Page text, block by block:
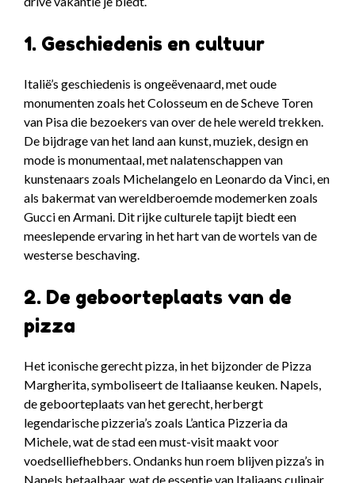
1. Geschiedenis en cultuur
Italië’s geschiedenis is ongeëvenaard, met oude
monumenten zoals het Colosseum en de Scheve Toren
van Pisa die bezoekers van over de hele wereld trekken.
De bijdrage van het land aan kunst, muziek, design en
mode is monumentaal, met nalatenschappen van
kunstenaars zoals Michelangelo en Leonardo da Vinci, en
als bakermat van wereldberoemde modemerken zoals
Gucci en Armani. Dit rijke culturele tapijt biedt een
meeslepende ervaring in het hart van de wortels van de
westerse beschaving.
2. De geboorteplaats van de
pizza
Het iconische gerecht pizza, in het bijzonder de Pizza
Margherita, symboliseert de Italiaanse keuken. Napels,
de geboorteplaats van het gerecht, herbergt
legendarische pizzeria’s zoals L’antica Pizzeria da
Michele, wat de stad een must-visit maakt voor
voedselliefhebbers. Ondanks hun roem blijven pizza’s in
Napels betaalbaar, wat de essentie van Italiaans culinair